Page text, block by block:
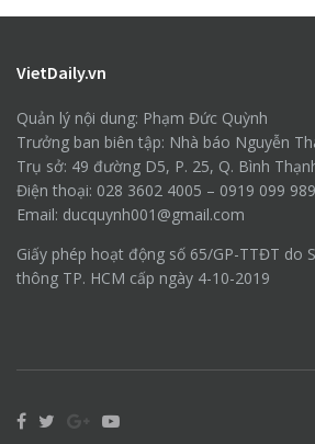
VietDaily.vn
Quản lý nội dung: Phạm Đức Quỳnh
Trưởng ban biên tập: Nhà báo Nguyễn
Trụ sở: 49 đường D5, P. 25, Q. Bình
Điện thoại: 028 3602 4005 – 0919 099 989
Email: ducquynh001@gmail.com
Giấy phép hoạt động số 65/GP-TTĐT do
thông TP. HCM cấp ngày 4-10-2019